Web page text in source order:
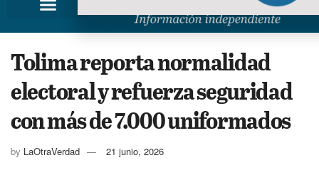
Tolima reporta normalidad
electoral y refuerza seguridad
con más de 7.000 uniformados
by LaOtraVerdad 21 junio, 2026